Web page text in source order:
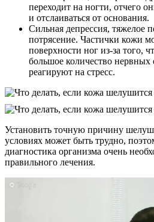
переходит на ногти, отчего
и отслаиваться от основания.
Сильная депрессия, тяжелое
потрясение. Частички кожи
поверхности ног из-за того,
большое количество нервных
реагируют на стресс.
Установить точную причину
условиях может быть трудно,
диагностика организма очень
правильного лечения.